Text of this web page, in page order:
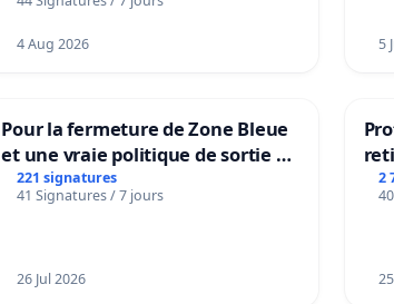
4 Aug 2026 5
Pour la fermeture de Zone Bleue
et une vraie politique de sortie de
la dépendance
221 signatures
41 Signatures / 7 jours
26 Jul 2026
2